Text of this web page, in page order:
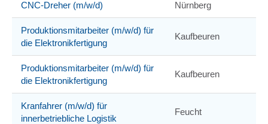
CNC-Dreher (m/w/d) Nürnberg
Produktionsmitarbeiter (m/w/d) für
die Elektronikfertigung
Kaufbeuren
Produktionsmitarbeiter (m/w/d) für
die Elektronikfertigung
Kaufbeuren
Kranfahrer (m/w/d) für
innerbetriebliche Logistik
Feucht